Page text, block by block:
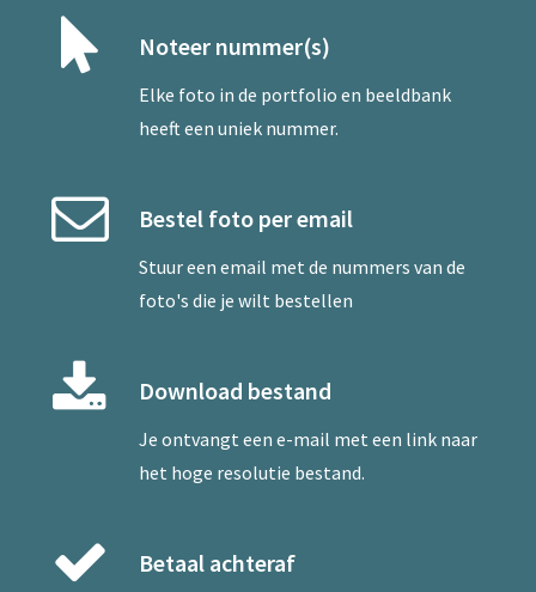
Noteer nummer(s)
Elke foto in de portfolio en beeldbank
heeft een uniek nummer.
Bestel foto per email
Stuur een email met de nummers van de
foto's die je wilt bestellen
Download bestand
Je ontvangt een e-mail met een link naar
het hoge resolutie bestand.
Betaal achteraf